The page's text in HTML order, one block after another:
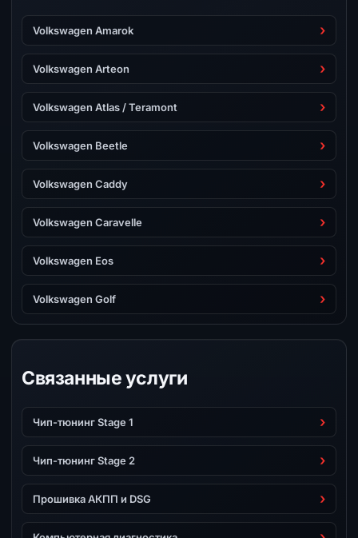
Volkswagen Amarok
Volkswagen Arteon
Volkswagen Atlas / Teramont
Volkswagen Beetle
Volkswagen Caddy
Volkswagen Caravelle
Volkswagen Eos
Volkswagen Golf
Связанные услуги
Чип-тюнинг Stage 1
Чип-тюнинг Stage 2
Прошивка АКПП и DSG